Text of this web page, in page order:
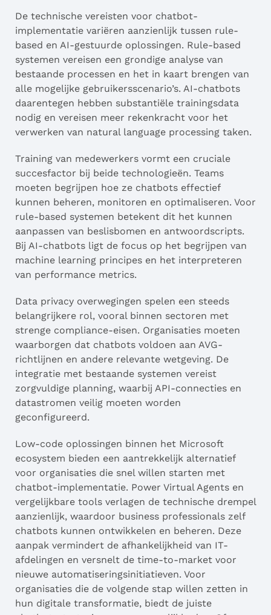
De technische vereisten voor chatbot-
implementatie variëren aanzienlijk tussen rule-
based en AI-gestuurde oplossingen. Rule-based
systemen vereisen een grondige analyse van
bestaande processen en het in kaart brengen van
alle mogelijke gebruikersscenario’s. AI-chatbots
daarentegen hebben substantiële trainingsdata
nodig en vereisen meer rekenkracht voor het
verwerken van natural language processing taken.
Training van medewerkers vormt een cruciale
succesfactor bij beide technologieën. Teams
moeten begrijpen hoe ze chatbots effectief
kunnen beheren, monitoren en optimaliseren. Voor
rule-based systemen betekent dit het kunnen
aanpassen van beslisbomen en antwoordscripts.
Bij AI-chatbots ligt de focus op het begrijpen van
machine learning principes en het interpreteren
van performance metrics.
Data privacy overwegingen spelen een steeds
belangrijkere rol, vooral binnen sectoren met
strenge compliance-eisen. Organisaties moeten
waarborgen dat chatbots voldoen aan AVG-
richtlijnen en andere relevante wetgeving. De
integratie met bestaande systemen vereist
zorgvuldige planning, waarbij API-connecties en
datastromen veilig moeten worden
geconfigureerd.
Low-code oplossingen binnen het Microsoft
ecosystem bieden een aantrekkelijk alternatief
voor organisaties die snel willen starten met
chatbot-implementatie. Power Virtual Agents en
vergelijkbare tools verlagen de technische drempel
aanzienlijk, waardoor business professionals zelf
chatbots kunnen ontwikkelen en beheren. Deze
aanpak vermindert de afhankelijkheid van IT-
afdelingen en versnelt de time-to-market voor
nieuwe automatiseringsinitiatieven. Voor
organisaties die de volgende stap willen zetten in
hun digitale transformatie, biedt de juiste